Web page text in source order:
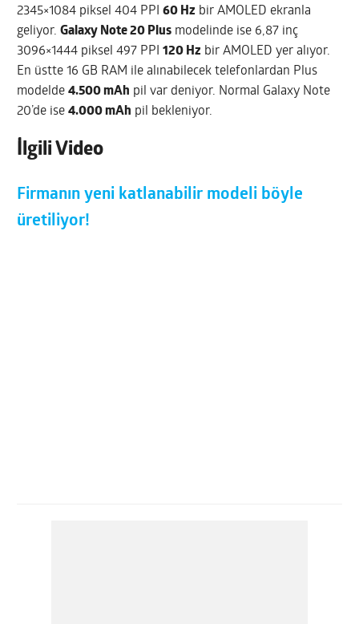
2345×1084 piksel 404 PPI60 Hz bir AMOLED ekranla
geliyor.Galaxy Note 20 Plus modelinde ise 6,87 inç
3096×1444 piksel 497 PPI120 Hz bir AMOLED yer alıyor.
En üstte 16 GB RAM ile alınabilecek telefonlardan Plus
modelde4.500 mAh pil var deniyor. Normal Galaxy Note
20’de ise4.000 mAh pil bekleniyor.
İlgili Video
Firmanın yeni katlanabilir modeli böyle
üretiliyor!